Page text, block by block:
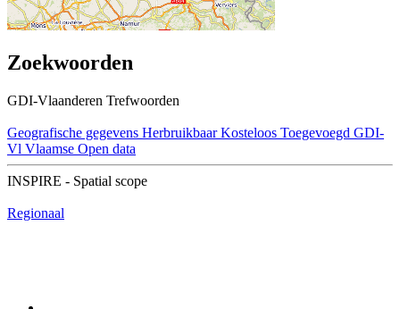
Zoekwoorden
GDI-Vlaanderen Trefwoorden
Geografische gegevens Herbruikbaar Kosteloos Toegevoegd GDI-
Vl Vlaamse Open data
INSPIRE - Spatial scope
Regionaal